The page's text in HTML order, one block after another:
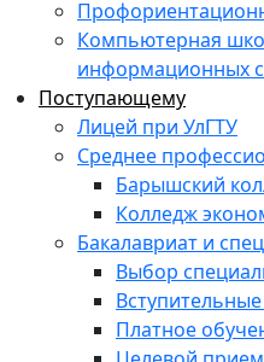
Компьютерная
информационных
Поступающему
Лицей при УлГТУ
Среднее
Барышский
Колледж
Бакалавриат и
Выбор
Платное